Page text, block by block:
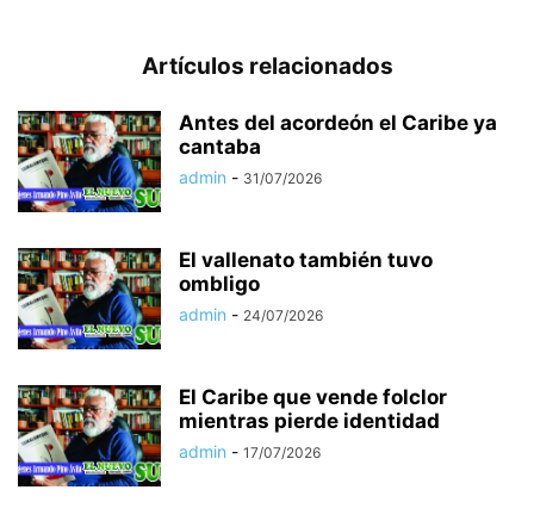
Artículos relacionados
Antes del acordeón el Caribe ya
cantaba
admin - 31/07/2026
El vallenato también tuvo
ombligo
admin - 24/07/2026
El Caribe que vende folclor
mientras pierde identidad
admin - 17/07/2026